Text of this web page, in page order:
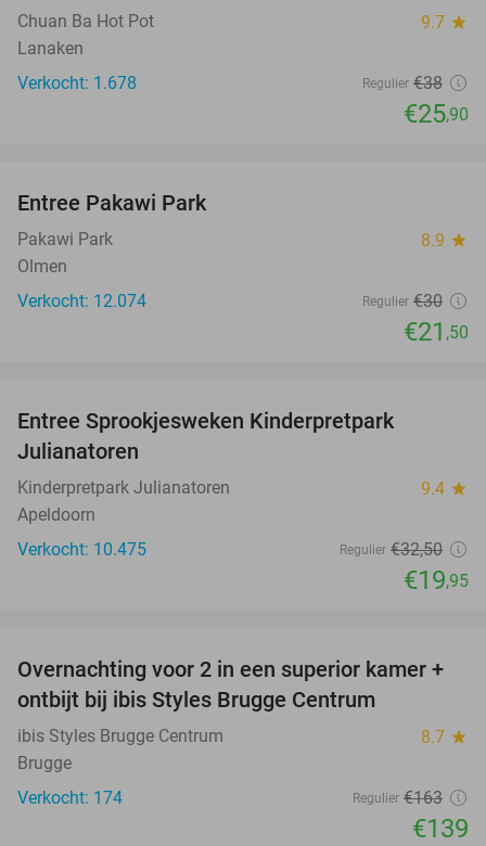
Chuan Ba Hot Pot 9.7 star
Lanaken
Verkocht: 1.678
Regulier €38
€25,90
Entree Pakawi Park
Pakawi Park 8.9 star
Olmen
Verkocht: 12.074
Regulier €30
€21 ,50
Entree Sprookjesweken Kinderpretpark
Julianatoren
Kinderpretpark Julianatoren 9.4 star
Apeldoorn
Verkocht: 10.475
Regulier €32,50
€19,95
15%
Overnachting voor 2 in een superior kamer +
ontbijt bij ibis Styles Brugge Centrum
ibis Styles Brugge Centrum 8.7 star
Brugge
Verkocht: 174
Regulier €163
€139